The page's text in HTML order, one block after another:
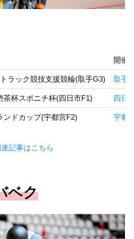
開催
ラック競技支援競輪(取手G3) 取手
茶杯スポニチ杯(四日市F1) 四日
ンドカップ(宇都宮F2) 宇都
記事はこちら
ベク